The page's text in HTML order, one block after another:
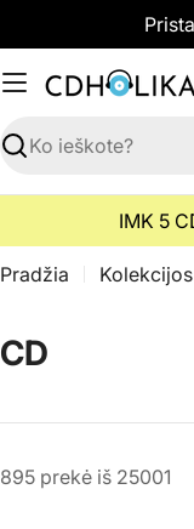
prie
turinio
Paieška
IMK 5
Pradžia Kolekcijos
K
l
e
CD
895 prekė iš 25001